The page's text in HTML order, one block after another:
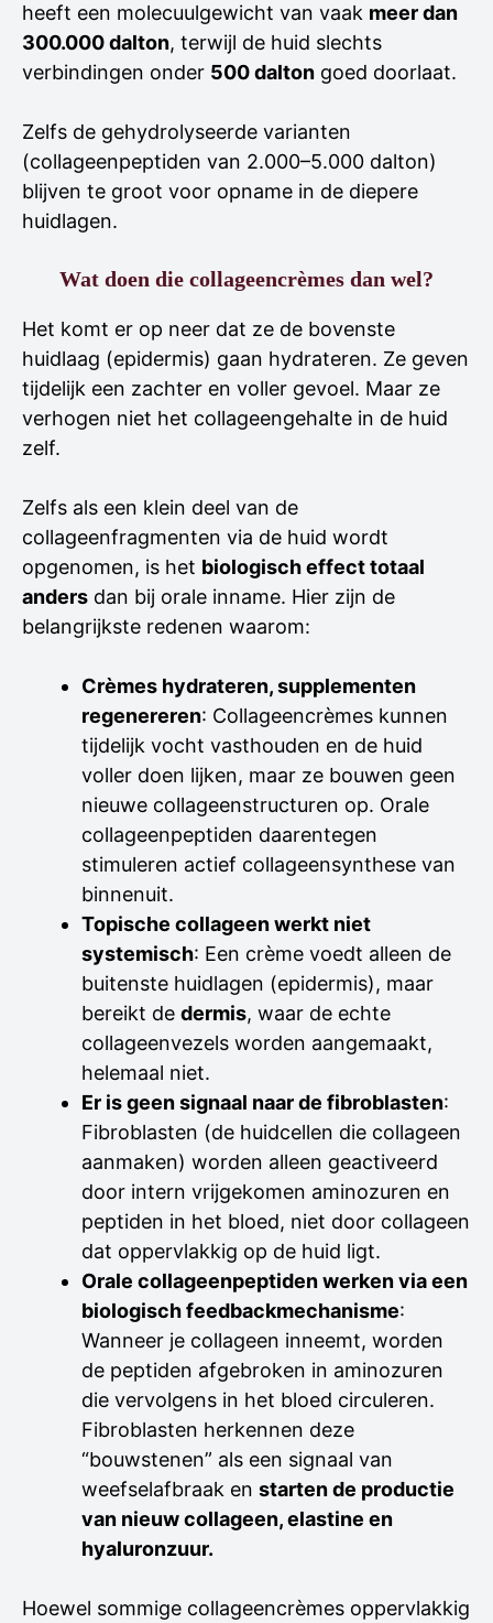
heeft een molecuulgewicht van vaak meer dan
300.000 dalton, terwijl de huid slechts
verbindingen onder 500 dalton goed doorlaat.
Zelfs de gehydrolyseerde varianten
(collageenpeptiden van 2.000–5.000 dalton)
blijven te groot voor opname in de diepere
huidlagen.
Wat doen die collageencrèmes dan wel?
Het komt er op neer dat ze de bovenste
huidlaag (epidermis) gaan hydrateren. Ze geven
tijdelijk een zachter en voller gevoel. Maar ze
verhogen niet het collageengehalte in de huid
zelf.
Zelfs als een klein deel van de
collageenfragmenten via de huid wordt
opgenomen, is het biologisch effect totaal
anders dan bij orale inname. Hier zijn de
belangrijkste redenen waarom:
Crèmes hydrateren, supplementen
regenereren: Collageencrèmes kunnen
tijdelijk vocht vasthouden en de huid
voller doen lijken, maar ze bouwen geen
nieuwe collageenstructuren op. Orale
collageenpeptiden daarentegen
stimuleren actief collageensynthese van
binnenuit.
Topische collageen werkt niet
systemisch: Een crème voedt alleen de
buitenste huidlagen (epidermis), maar
bereikt de dermis, waar de echte
collageenvezels worden aangemaakt,
helemaal niet.
Er is geen signaal naar de fibroblasten:
Fibroblasten (de huidcellen die collageen
aanmaken) worden alleen geactiveerd
door intern vrijgekomen aminozuren en
peptiden in het bloed, niet door collageen
dat oppervlakkig op de huid ligt.
Orale collageenpeptiden werken via een
biologisch feedbackmechanisme:
Wanneer je collageen inneemt, worden
de peptiden afgebroken in aminozuren
die vervolgens in het bloed circuleren.
Fibroblasten herkennen deze
“bouwstenen” als een signaal van
weefselafbraak en starten de productie
van nieuw collageen, elastine en
hyaluronzuur.
Hoewel sommige collageencrèmes oppervlakkig